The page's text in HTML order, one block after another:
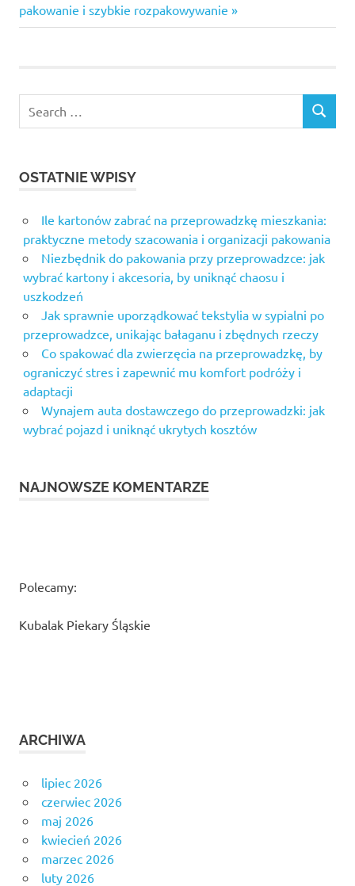
Post:
pakowanie i szybkie rozpakowywanie
for:
SEARCH
OSTATNIE WPISY
Ile kartonów zabrać na przeprowadzkę mieszkania:
praktyczne metody szacowania i organizacji pakowania
Niezbędnik do pakowania przy przeprowadzce: jak
wybrać kartony i akcesoria, by uniknąć chaosu i
uszkodzeń
Jak sprawnie uporządkować tekstylia w sypialni po
przeprowadzce, unikając bałaganu i zbędnych rzeczy
Co spakować dla zwierzęcia na przeprowadzkę, by
ograniczyć stres i zapewnić mu komfort podróży i
adaptacji
Wynajem auta dostawczego do przeprowadzki: jak
wybrać pojazd i uniknąć ukrytych kosztów
NAJNOWSZE KOMENTARZE
Polecamy:
Kubalak Piekary Śląskie
ARCHIWA
lipiec 2026
czerwiec 2026
maj 2026
kwiecień 2026
marzec 2026
luty 2026